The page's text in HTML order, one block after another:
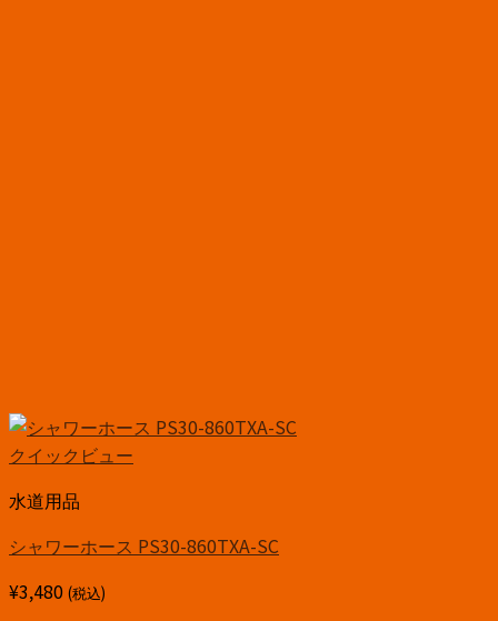
クイックビュー
水道用品
シャワーホース PS30-860TXA-SC
¥3,480 (税込)